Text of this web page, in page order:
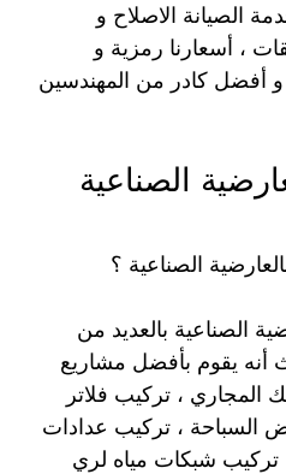
الصيانة الاصلاح و
، أسعارنا رمزية و
و أفضل كادر من المهندسين
الصناعية
الصناعية ؟
الصناعية بالعديد من
أنه يقوم بأفضل مشاريع
المجاري ، تركيب فلاتر
السباحة ، تركيب عدادات
، تركيب شبكات مياه لري